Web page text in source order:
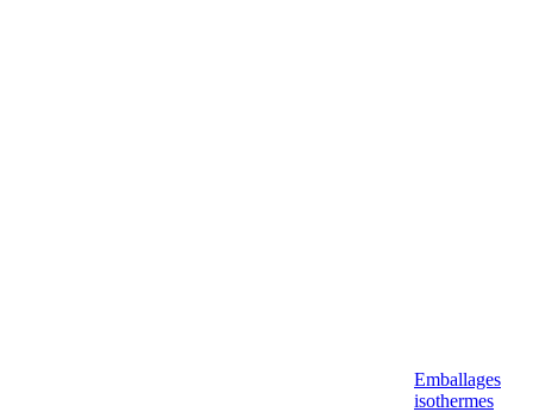
Emballages
isothermes